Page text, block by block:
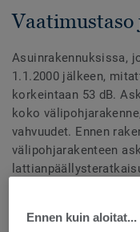
Vaatimustaso
Asuinrakennuksissa,
1.1.2000 jälkeen,
korkeintaan 53 dB.
koko
vahvuudet. Ennen
välipohjarakenteen
Askelääniarvoon
Ennen kuin aloitat...